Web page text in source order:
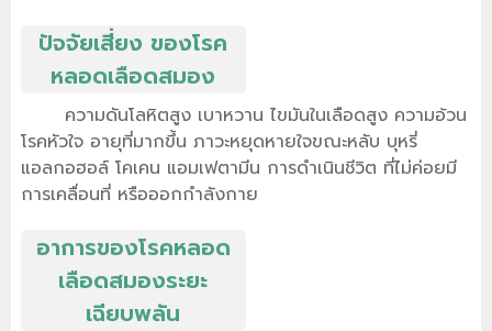
ปัจจัยเสี่ยง ของโรค
หลอดเลือดสมอง
ความดันโลหิตสูง เบาหวาน ไขมันในเลือดสูง ความอ้วน
โรคหัวใจ อายุที่มากขึ้น ภาวะหยุดหายใจขณะหลับ บุหรี่
แอลกอฮอล์ โคเคน แอมเฟตามีน การดำเนินชีวิต ที่ไม่ค่อยมี
การเคลื่อนที่ หรือออกกำลังกาย
อาการของโรคหลอด
เลือดสมองระยะ
เฉียบพลัน